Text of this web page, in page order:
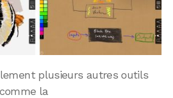
plusieurs autres outils
la